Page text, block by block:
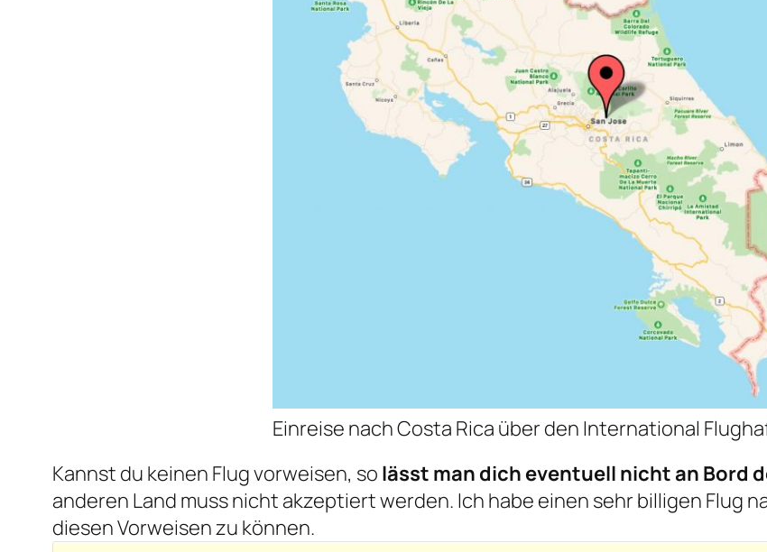
Einreise nach Costa Rica über den International
Kannst du keinen Flug vorweisen, so lässt man dich eventuell nicht an Bord
anderen Land muss nicht akzeptiert werden. Ich habe einen sehr billigen Flug
diesen Vorweisen zu können.